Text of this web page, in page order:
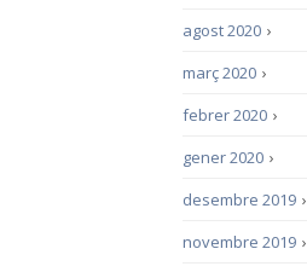
›
agost 2020
›
març 2020
›
febrer 2020
›
gener 2020
›
desembre 2019
›
novembre 2019